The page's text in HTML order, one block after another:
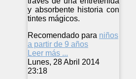
y absorbente historia con
tintes mágicos.
Recomendado para niños
a partir de 9 años
Leer más ...
Lunes, 28 Abril 2014
23:18